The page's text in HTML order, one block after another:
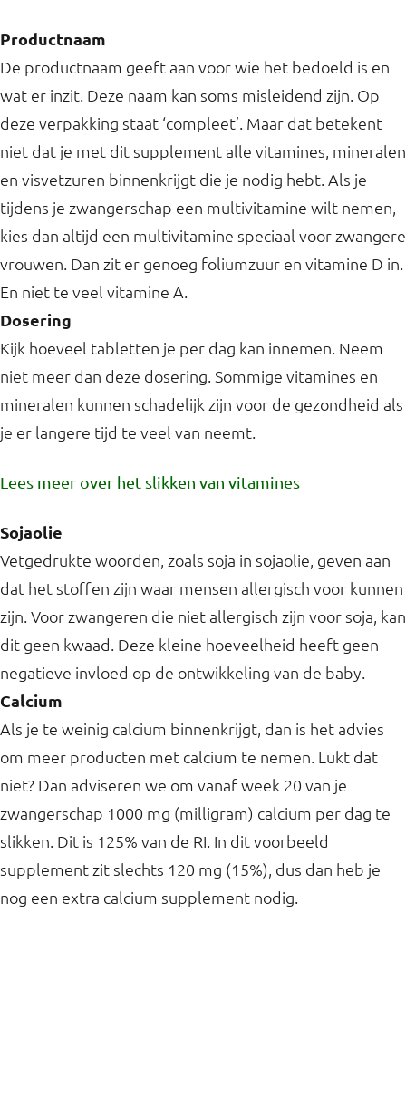
Productnaam
De productnaam geeft aan voor wie het bedoeld is en
wat er inzit. Deze naam kan soms misleidend zijn. Op
deze verpakking staat ‘compleet’. Maar dat betekent
niet dat je met dit supplement alle vitamines, mineralen
en visvetzuren binnenkrijgt die je nodig hebt. Als je
tijdens je zwangerschap een multivitamine wilt nemen,
kies dan altijd een multivitamine speciaal voor zwangere
vrouwen. Dan zit er genoeg foliumzuur en vitamine D in.
En niet te veel vitamine A.
Dosering
Kijk hoeveel tabletten je per dag kan innemen. Neem
niet meer dan deze dosering. Sommige vitamines en
mineralen kunnen schadelijk zijn voor de gezondheid als
je er langere tijd te veel van neemt.
Lees meer over het slikken van vitamines
Sojaolie
Vetgedrukte woorden, zoals soja in sojaolie, geven aan
dat het stoffen zijn waar mensen allergisch voor kunnen
zijn. Voor zwangeren die niet allergisch zijn voor soja, kan
dit geen kwaad. Deze kleine hoeveelheid heeft geen
negatieve invloed op de ontwikkeling van de baby.
Calcium
Als je te weinig calcium binnenkrijgt, dan is het advies
om meer producten met calcium te nemen. Lukt dat
niet? Dan adviseren we om vanaf week 20 van je
zwangerschap 1000 mg (milligram) calcium per dag te
slikken. Dit is 125% van de RI. In dit voorbeeld
supplement zit slechts 120 mg (15%), dus dan heb je
nog een extra calcium supplement nodig.